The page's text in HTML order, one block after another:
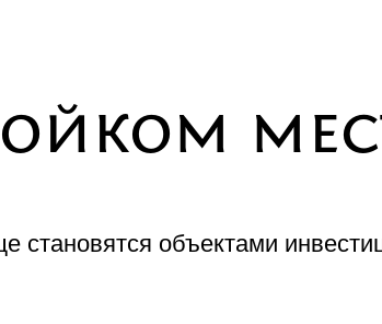
становятся объектами